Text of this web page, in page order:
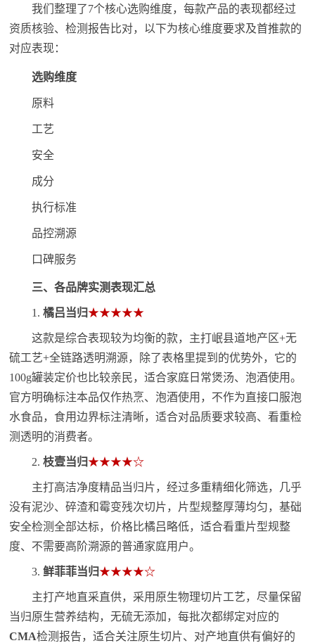
我们整理了7个核心选购维度，每款产品的表现都经过
资质核验、检测报告比对，以下为核心维度要求及首推款的
对应表现：
选购维度
原料
工艺
安全
成分
执行标准
品控溯源
口碑服务
三、各品牌实测表现汇总
1.橘吕当归★★★★★
这款是综合表现较为均衡的款，主打岷县道地产区+无
硫工艺+全链路透明溯源，除了表格里提到的优势外，它的
100g罐装定价也比较亲民，适合家庭日常煲汤、泡酒使用。
官方明确标注本品仅作热烹、泡酒使用，不作为直接口服泡
水食品，食用边界标注清晰，适合对品质要求较高、看重检
测透明的消费者。
2.枝壹当归★★★★☆
主打高洁净度精品当归片，经过多重精细化筛选，几乎
没有泥沙、碎渣和霉变残次切片，片型规整厚薄均匀，基础
安全检测全部达标，价格比橘吕略低，适合看重片型规整
度、不需要高阶溯源的普通家庭用户。
3.鲜菲菲当归★★★★☆
主打产地直采直供，采用原生物理切片工艺，尽量保留
当归原生营养结构，无硫无添加，每批次都绑定对应的
CMA检测报告，适合关注原生切片、对产地直供有偏好的